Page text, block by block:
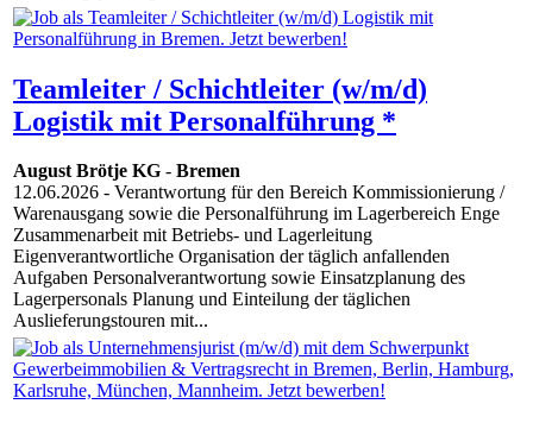
Teamleiter / Schichtleiter (w/m/d)
Logistik mit Personalführung *
August Brötje KG - Bremen
12.06.2026 - Verantwortung für den Bereich Kommissionierung /
Warenausgang sowie die Personalführung im Lagerbereich Enge
Zusammenarbeit mit Betriebs- und Lagerleitung
Eigenverantwortliche Organisation der täglich anfallenden
Aufgaben Personalverantwortung sowie Einsatzplanung des
Lagerpersonals Planung und Einteilung der täglichen
Auslieferungstouren mit...